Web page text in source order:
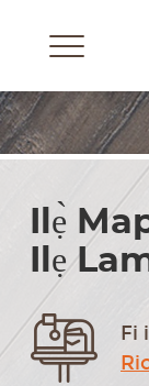
Ilẹ̀
Ilẹ
Fi